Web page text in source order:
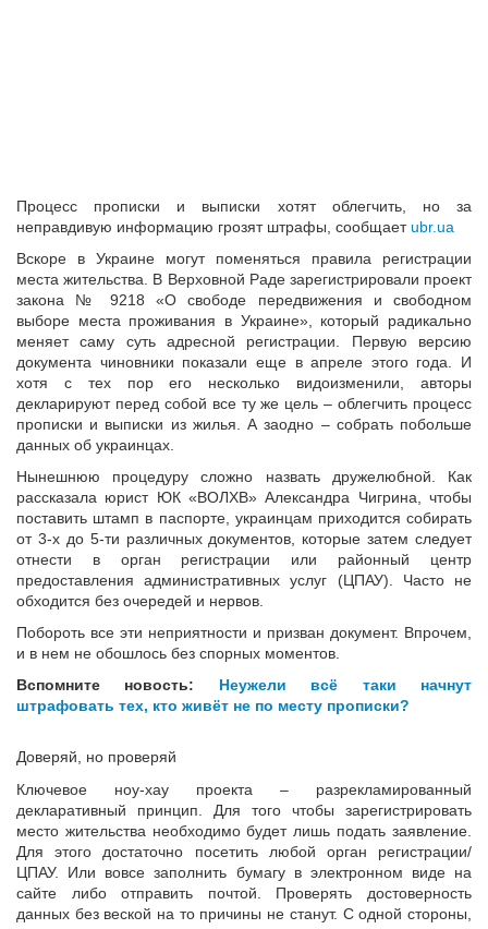
Процесс прописки и выписки хотят облегчить, но за
неправдивую информацию грозят штрафы, сообщает ubr.ua
Вскоре в Украине могут поменяться правила регистрации
места жительства. В Верховной Раде зарегистрировали проект
закона № 9218 «О свободе передвижения и свободном
выборе места проживания в Украине», который радикально
меняет саму суть адресной регистрации. Первую версию
документа чиновники показали еще в апреле этого года. И
хотя с тех пор его несколько видоизменили, авторы
декларируют перед собой все ту же цель – облегчить процесс
прописки и выписки из жилья. А заодно – собрать побольше
данных об украинцах.
Нынешнюю процедуру сложно назвать дружелюбной. Как
рассказала юрист ЮК «ВОЛХВ» Александра Чигрина, чтобы
поставить штамп в паспорте, украинцам приходится собирать
от 3-х до 5-ти различных документов, которые затем следует
отнести в орган регистрации или районный центр
предоставления административных услуг (ЦПАУ). Часто не
обходится без очередей и нервов.
Побороть все эти неприятности и призван документ. Впрочем,
и в нем не обошлось без спорных моментов.
Вспомните новость: Неужели всё таки начнут
штрафовать тех, кто живёт не по месту прописки?
Доверяй, но проверяй
Ключевое ноу-хау проекта – разрекламированный
декларативный принцип. Для того чтобы зарегистрировать
место жительства необходимо будет лишь подать заявление.
Для этого достаточно посетить любой орган регистрации/
ЦПАУ. Или вовсе заполнить бумагу в электронном виде на
сайте либо отправить почтой. Проверять достоверность
данных без веской на то причины не станут. С одной стороны,